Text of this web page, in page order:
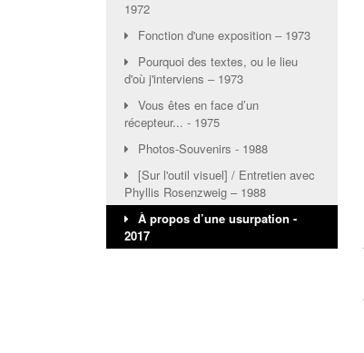
1972
Fonction d'une exposition ‒ 1973
Pourquoi des textes, ou le lieu
d'où j'interviens ‒ 1973
Vous êtes en face d’un
récepteur... - 1975
Photos-Souvenirs - 1988
[Sur l'outil visuel] / Entretien avec
Phyllis Rosenzweig – 1988
À propos d’une usurpation -
2017